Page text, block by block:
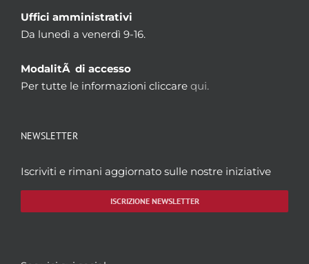
Uffici amministrativi
Da lunedì a venerdì 9-16.
ModalitÃ di accesso
Per tutte le informazioni cliccare qui.
NEWSLETTER
Iscriviti e rimani aggiornato sulle nostre iniziative
ISCRIZIONE NEWSLETTER